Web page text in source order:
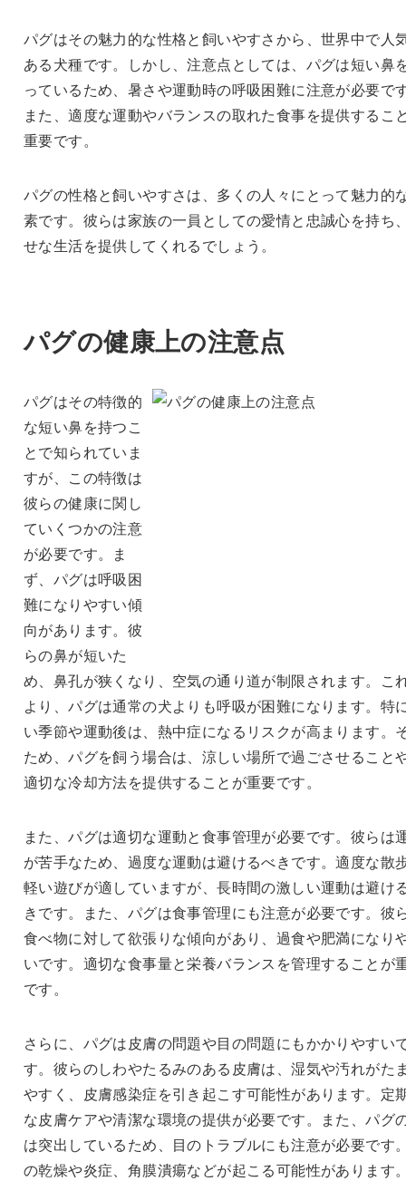
パグはその魅力的な性格と飼いやすさから、世界中で人
ある犬種です。しかし、注意点としては、パグは短い鼻
っているため、暑さや運動時の呼吸困難に注意が必要で
また、適度な運動やバランスの取れた食事を提供するこ
重要です。
パグの性格と飼いやすさは、多くの人々にとって魅力的
素です。彼らは家族の一員としての愛情と忠誠心を持ち
せな生活を提供してくれるでしょう。
パグの健康上の注意点
パグはその特徴的
な短い鼻を持つこ
とで知られていま
すが、この特徴は
彼らの健康に関し
ていくつかの注意
が必要です。ま
ず、パグは呼吸困
難になりやすい傾
向があります。彼
らの鼻が短いた
め、鼻孔が狭くなり、空気の通り道が制限されます。こ
より、パグは通常の犬よりも呼吸が困難になります。特
い季節や運動後は、熱中症になるリスクが高まります。
ため、パグを飼う場合は、涼しい場所で過ごさせること
適切な冷却方法を提供することが重要です。
また、パグは適切な運動と食事管理が必要です。彼らは
が苦手なため、過度な運動は避けるべきです。適度な散
軽い遊びが適していますが、長時間の激しい運動は避け
きです。また、パグは食事管理にも注意が必要です。彼
食べ物に対して欲張りな傾向があり、過食や肥満になり
いです。適切な食事量と栄養バランスを管理することが
です。
さらに、パグは皮膚の問題や目の問題にもかかりやすい
す。彼らのしわやたるみのある皮膚は、湿気や汚れがた
やすく、皮膚感染症を引き起こす可能性があります。定
な皮膚ケアや清潔な環境の提供が必要です。また、パグ
は突出しているため、目のトラブルにも注意が必要です
の乾燥や炎症、角膜潰瘍などが起こる可能性があります